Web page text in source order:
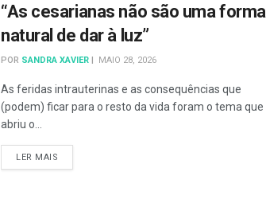
“As cesarianas não são uma forma
natural de dar à luz”
POR SANDRA XAVIER MAIO 28, 2026
As feridas intrauterinas e as consequências que
(podem) ficar para o resto da vida foram o tema que
abriu o...
LER MAIS